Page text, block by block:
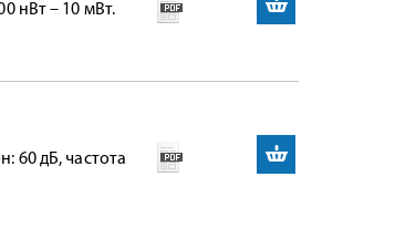
нВт – 10 мВт.
60 дБ, частота